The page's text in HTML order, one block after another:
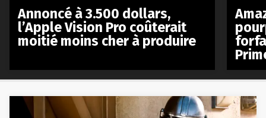
Annoncé à 3.500 dollars,
l’Apple Vision Pro coûterait
moitié moins cher à produire